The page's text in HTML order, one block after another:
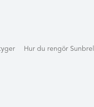
tyger Hur du rengör